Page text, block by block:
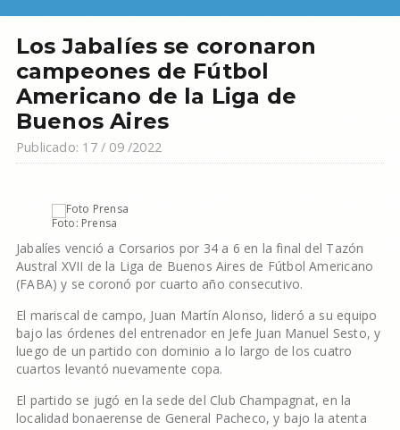
Los Jabalíes se coronaron
campeones de Fútbol
Americano de la Liga de
Buenos Aires
Publicado: 17 / 09 /2022
Foto: Prensa
Jabalíes venció a Corsarios por 34 a 6 en la final del Tazón
Austral XVII de la Liga de Buenos Aires de Fútbol Americano
(FABA) y se coronó por cuarto año consecutivo.
El mariscal de campo, Juan Martín Alonso, lideró a su equipo
bajo las órdenes del entrenador en Jefe Juan Manuel Sesto, y
luego de un partido con dominio a lo largo de los cuatro
cuartos levantó nuevamente copa.
El partido se jugó en la sede del Club Champagnat, en la
localidad bonaerense de General Pacheco, y bajo la atenta